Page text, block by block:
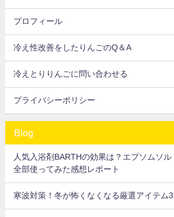
プロフィール
冷え性改善をしたりんごのQ＆A
冷えとりりんごに問い合わせる
プライバシーポリシー
Blog
人気入浴剤BARTHの効果は？エプソムソル
全部使ってみた感想レポート
寒波対策！冬が怖くなくなる厳選アイテム